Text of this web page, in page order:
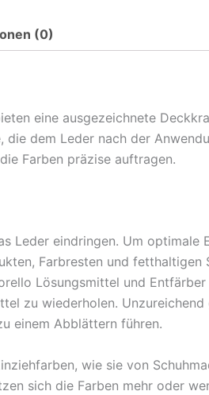
(0)
eine ausgezeichnete
dem Leder nach der
Farben präzise auftragen.
eindringen. Um optimale
Farbresten und fetthaltigen
Lösungsmittel und
zu wiederholen.
einem Abblättern führen.
wie sie von
sich die Farben mehr oder